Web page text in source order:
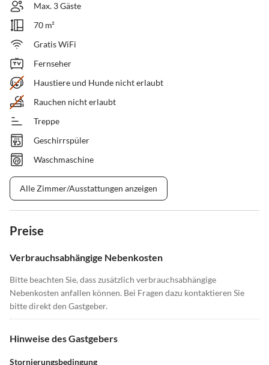
Max. 3 Gäste
70 m²
Gratis WiFi
Fernseher
Haustiere und Hunde nicht erlaubt
Rauchen nicht erlaubt
Treppe
Geschirrspüler
Waschmaschine
Alle Zimmer/Ausstattungen anzeigen
Preise
Verbrauchsabhängige Nebenkosten
Bitte beachten Sie, dass zusätzlich verbrauchsabhängige
Nebenkosten anfallen können. Bei Fragen dazu kontaktieren Sie
bitte direkt den Gastgeber.
Hinweise des Gastgebers
Stornierungsbedingung